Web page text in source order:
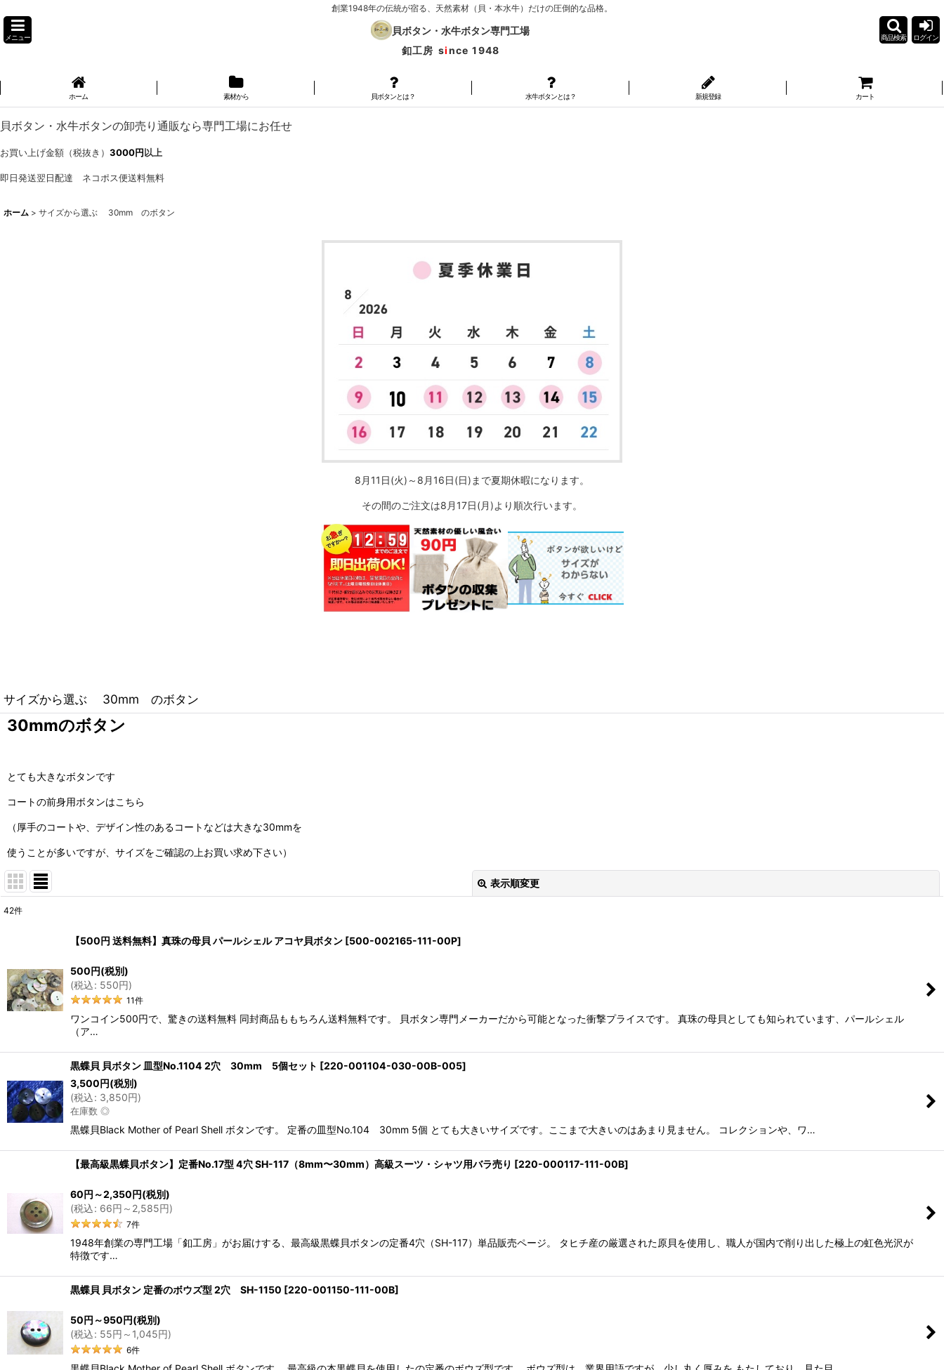
創業1948年の伝統が宿る、天然素材（貝・本水牛）だけの圧倒的な品格。
メニュー
貝ボタン・水牛ボタン専門工場
釦工房 since 1948
商品検索 ログイン
ホーム 素材から 貝ボタンとは？ 水牛ボタンとは？ 新規登録 カート
貝ボタン・水牛ボタンの卸売り通販なら専門工場にお任せ
お買い上げ金額（税抜き） 3000円以上
即日発送翌日配達 ネコポス便送料無料
ホーム > サイズから選ぶ 30mm のボタン
8月11日(火)～8月16日(日)まで夏期休暇になります。
その間のご注文は8月17日(月)より順次行います。
サイズから選ぶ 30mm のボタン
30mmのボタン
とても大きなボタンです
コートの前身用ボタンはこちら
（厚手のコートや、デザイン性のあるコートなどは大きな30mmを
使うことが多いですが、サイズをご確認の上お買い求め下さい）
表示順変更
42件
【500円 送料無料】真珠の母貝 パールシェル アコヤ貝ボタン [500-002165-111-00P]
500円(税別)
(税込: 550円)
11件
ワンコイン500円で、驚きの送料無料 同封商品ももちろん送料無料です。 貝ボタン専門メーカーだから可能となった衝撃プライスです。 真珠の母貝としても知られています、パールシェル
（ア…
黒蝶貝 貝ボタン 皿型No.1104 2穴 30mm 5個セット [220-001104-030-00B-005]
3,500円(税別)
(税込: 3,850円)
在庫数 ◎
黒蝶貝Black Mother of Pearl Shell ボタンです。 定番の皿型No.104 30mm 5個 とても大きいサイズです。ここまで大きいのはあまり見ません。 コレクションや、ワ…
【最高級黒蝶貝ボタン】定番No.17型 4穴 SH-117（8mm〜30mm）高級スーツ・シャツ用バラ売り [220-000117-111-00B]
60円 ～2,350円(税別)
(税込: 66円 ～2,585円)
7件
1948年創業の専門工場「釦工房」がお届けする、最高級黒蝶貝ボタンの定番4穴（SH-117）単品販売ページ。 タヒチ産の厳選された原貝を使用し、職人が国内で削り出した極上の虹色光沢が
特徴です…
黒蝶貝 貝ボタン 定番のボウズ型 2穴 SH-1150 [220-001150-111-00B]
50円 ～950円(税別)
(税込: 55円 ～1,045円)
6件